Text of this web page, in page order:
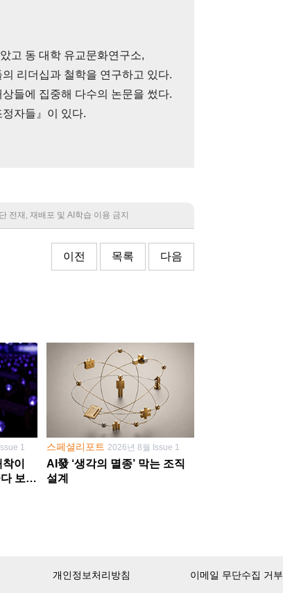
고 동 대학 유교문화연구소,
리더십과 철학을 연구하고 있다.
들에 집중해 다수의 논문을 썼다.
자들』이 있다.
전재, 재배포 및 AI학습 이용 금지
이전 목록 다음
1
이
보면
스페셜리포트 2026년 8월 Issue 1
AI發 ‘생각의 멸종’ 막는 조직
설계
개인정보처리방침 이메일 무단수집 거부